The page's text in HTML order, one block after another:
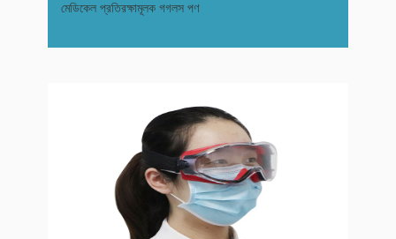
মেডিকেল প্রতিরক্ষামূলক গগলস পণ